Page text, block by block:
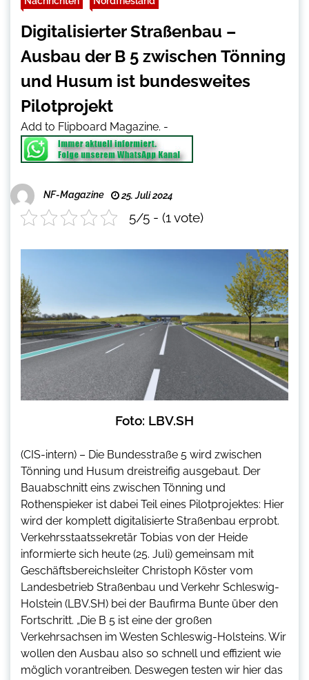
Digitalisierter Straßenbau –
Ausbau der B 5 zwischen Tönning
und Husum ist bundesweites
Pilotprojekt
Add to Flipboard Magazine. -
NF-Magazine 25. Juli 2024
5/5 - (1 vote)
Foto: LBV.SH
(CIS-intern) – Die Bundesstraße 5 wird zwischen
Tönning und Husum dreistreifig ausgebaut. Der
Bauabschnitt eins zwischen Tönning und
Rothenspieker ist dabei Teil eines Pilotprojektes: Hier
wird der komplett digitalisierte Straßenbau erprobt.
Verkehrsstaatssekretär Tobias von der Heide
informierte sich heute (25. Juli) gemeinsam mit
Geschäftsbereichsleiter Christoph Köster vom
Landesbetrieb Straßenbau und Verkehr Schleswig-
Holstein (LBV.SH) bei der Baufirma Bunte über den
Fortschritt. „Die B 5 ist eine der großen
Verkehrsachsen im Westen Schleswig-Holsteins. Wir
wollen den Ausbau also so schnell und effizient wie
möglich vorantreiben. Deswegen testen wir hier das